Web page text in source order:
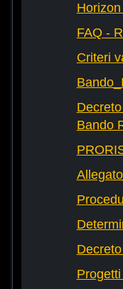
FAQ -
Criteri
Bando